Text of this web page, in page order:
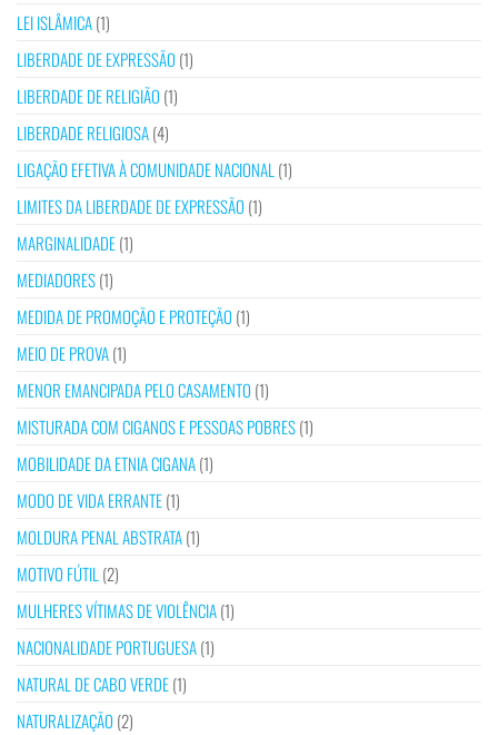
LEI ISLÂMICA(1)
LIBERDADE DE EXPRESSÃO (1)
LIBERDADE DE RELIGIÃO (1)
LIBERDADE RELIGIOSA(4)
LIGAÇÃO EFETIVA À COMUNIDADE NACIONAL(1)
LIMITES DA LIBERDADE DE EXPRESSÃO (1)
MARGINALIDADE(1)
MEDIADORES(1)
MEDIDA DE PROMOÇÃO E PROTEÇÃO (1)
MEIO DE PROVA(1)
MENOR EMANCIPADA PELO CASAMENTO (1)
MISTURADA COM CIGANOS E PESSOAS POBRES(1)
MOBILIDADE DA ETNIA CIGANA(1)
MODO DE VIDA ERRANTE(1)
MOLDURA PENAL ABSTRATA(1)
MOTIVO FÚTIL(2)
MULHERES VÍTIMAS DE VIOLÊNCIA(1)
NACIONALIDADE PORTUGUESA(1)
NATURAL DE CABO VERDE(1)
NATURALIZAÇÃO (2)